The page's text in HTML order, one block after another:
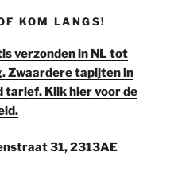
KOM LANGS!
verzonden in NL tot
Zwaardere tapijten in
tarief. Klik hier voor de
31, 2313AE